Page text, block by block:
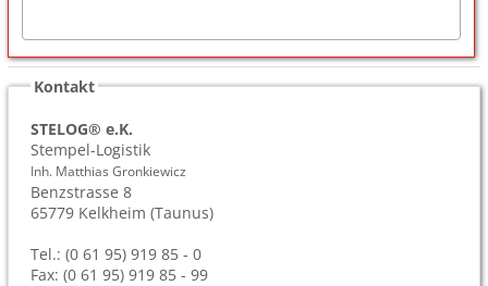
Kontakt
STELOG® e.K.
Stempel-Logistik
Inh. Matthias Gronkiewicz
Benzstrasse 8
65779 Kelkheim (Taunus)
Tel.: (0 61 95) 919 85 - 0
Fax: (0 61 95) 919 85 - 99